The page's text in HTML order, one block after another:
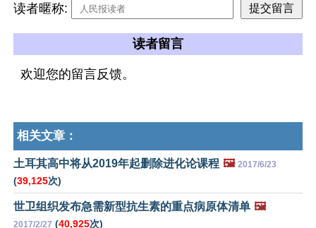
读者暱称:
读者留言
欢迎您的留言反馈。
相关文章：
土耳其高中将从2019年起删除进化论课程 🖼️ 2017/6/23
(39,125次)
世卫组织发布急需新型抗生素的重点病原体清单 🖼️
2017/2/27 (40,925次)